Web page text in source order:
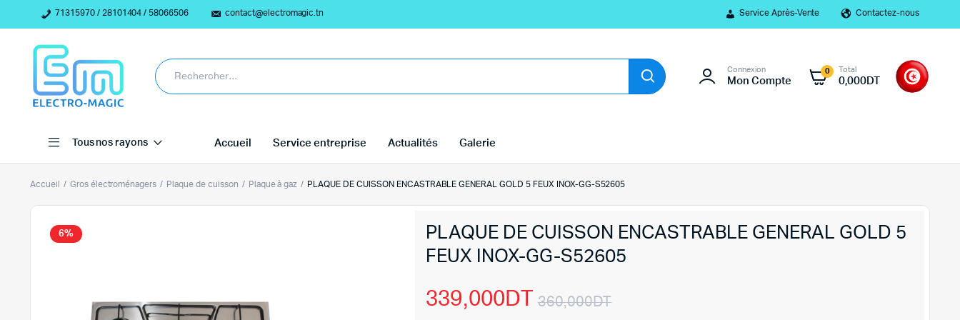
71315970 / 28101404 / 58066506 contact@electromagic.tn Service Après-Vente Contactez-nous
Connexion
Mon Compte
0 Total
0,000 DT
Tous nos rayons Accueil Service entreprise Actualités Galerie
Accueil Gros électroménagers Plaque de cuisson Plaque à gaz PLAQUE DE CUISSON ENCASTRABLE GENERAL GOLD 5 FEUX INOX-GG-S52605
6%
PLAQUE DE CUISSON ENCASTRABLE GENERAL GOLD 5
FEUX INOX-GG-S52605
360,000DT
339,000DT